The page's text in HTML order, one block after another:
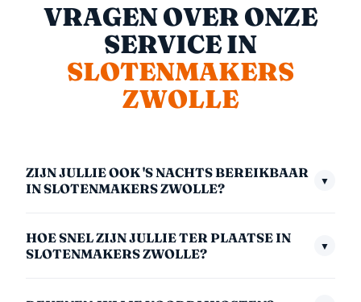
VRAGEN OVER ONZE
SERVICE IN
SLOTENMAKERS
ZWOLLE
ZIJN JULLIE OOK 'S NACHTS BEREIKBAAR
IN SLOTENMAKERS ZWOLLE?
▼
in het weekend en op feestdagen. Het nachttarief
HOE SNEL ZIJN JULLIE TER PLAATSE IN
SLOTENMAKERS ZWOLLE?
▼